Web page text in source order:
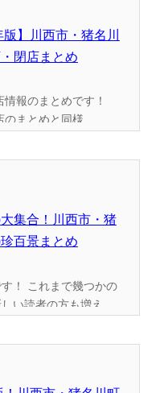
版】川西市・猪名川
閉店まとめ
報のまとめです！
まとめと同様...
集合！川西市・猪
百景まとめ
！ これまで幾つかの
い読者の方も増え...